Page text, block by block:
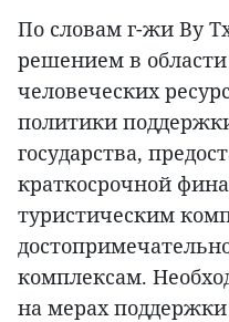
По словам г-жи Ву
решением в
человеческих
политики
государства,
краткосрочной
туристическим
комплексам.
на мерах